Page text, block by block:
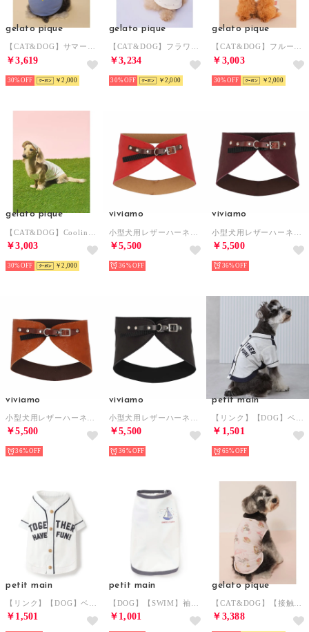
gelato pique
【CAT&DOG】サマーベア柄プルオーバー 【返品不可商品】 （NVY）
￥3,619
30% ￥2,000
gelato pique
【CAT&DOG】フラワー柄裏毛フーディー 【返品不可商品】 （LAV）
￥3,234
30% ￥2,000
gelato pique
【CAT&DOG】フルーツ柄ワッフルカットソープルオーバー 【返品不可商品】 （PNK）
￥3,003
30% ￥2,000
gelato pique
￥3,003
30% ￥2,000
viviamo
￥5,500
36%
viviamo
￥5,500
36%
viviamo
￥5,500
36%
viviamo
￥5,500
36%
petit main
￥1,501
65%
petit main
￥1,501
petit main
￥1,001
gelato pique
￥3,388